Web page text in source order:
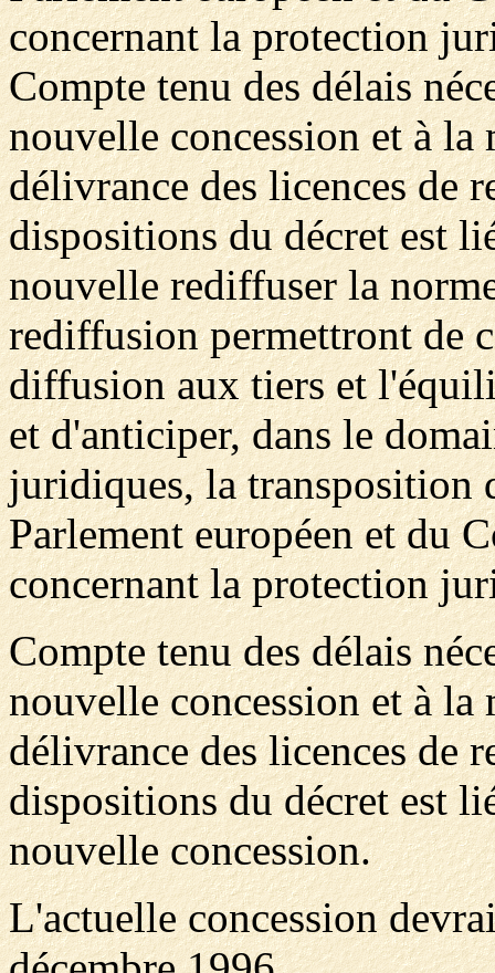
concernant la protection
Compte tenu des délais
nouvelle concession et à
délivrance des licences de
dispositions du décret est
nouvelle rediffuser la
rediffusion permettront de
diffusion aux tiers et
et d'anticiper, dans le
juridiques, la transposition
Parlement européen et du
concernant la protection
Compte tenu des délais
nouvelle concession et à
délivrance des licences de
dispositions du décret est
nouvelle concession.
L'actuelle concession